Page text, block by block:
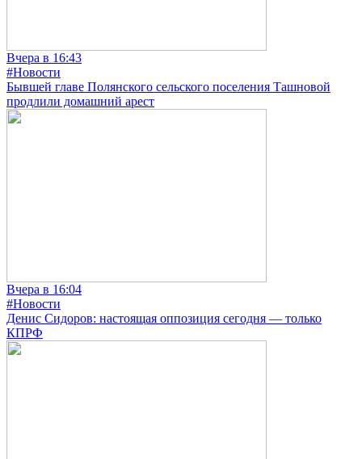
Вчера в 16:43
#Новости
Бывшей главе Полянского сельского поселения Ташновой
продлили домашний арест
Вчера в 16:04
#Новости
Денис Сидоров: настоящая оппозиция сегодня — только
КПРФ